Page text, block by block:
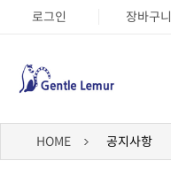
로그인 장바구니
HOME 공지사항